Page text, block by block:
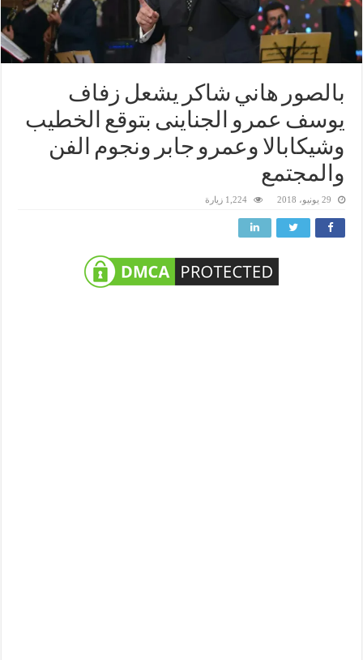
بالصور هاني شاكر يشعل زفاف
يوسف عمرو الجناينى بتوقع الخطيب
وشيكابالا وعمرو جابر ونجوم الفن
والمجتمع
29 يونيو، 2018 1,224 زيارة